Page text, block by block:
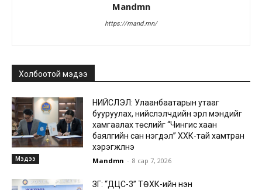
Mandmn
https://mand.mn/
Холбоотой мэдээ
Мэдээ
НИЙСЛЭЛ: Улаанбаатарын утааг
бууруулах, нийслэлчүүдийн эрүүл мэндийг
хамгаалах төслийг “Чингис хаан
баялгийн сан нэгдэл” ХХК-тай хамтран
хэрэгжүүлнэ
Mandmn - 8 сар 7, 2026
ЗГ: “ДЦС-3” ТӨХК-ийн нэн